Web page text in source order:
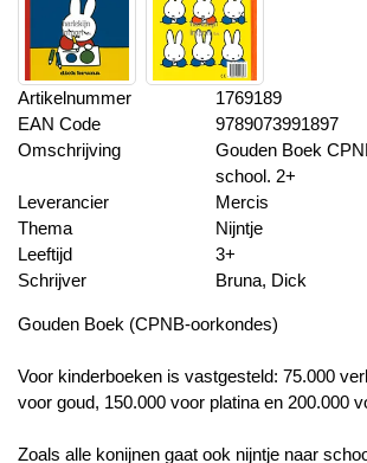
Artikelnummer
1769189
EAN Code
9789073991897
Omschrijving
Gouden Boek
school. 2+
Leverancier
Mercis
Thema
Nijntje
Leeftijd
3+
Schrijver
Bruna, Dick
Gouden Boek (CPNB-oorkondes)
Voor kinderboeken is vastgesteld: 75.000
voor goud, 150.000 voor platina en 200.000
Zoals alle konijnen gaat ook nijntje naar